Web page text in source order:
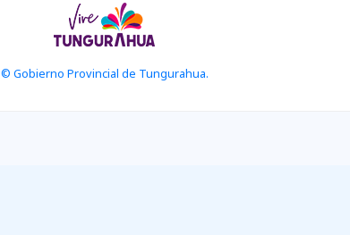
© Gobierno Provincial de Tungurahua.